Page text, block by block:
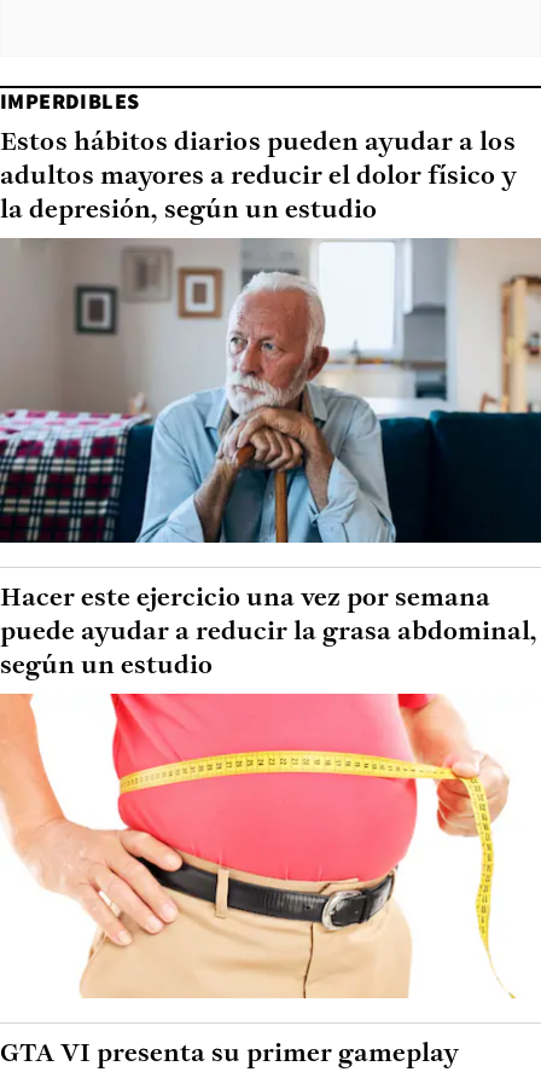
IMPERDIBLES
Estos hábitos diarios pueden ayudar a los
adultos mayores a reducir el dolor físico y
la depresión, según un estudio
Hacer este ejercicio una vez por semana
puede ayudar a reducir la grasa abdominal,
según un estudio
GTA VI presenta su primer gameplay